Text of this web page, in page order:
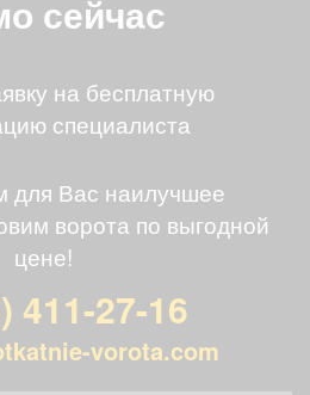
сейчас
на бесплатную
специалиста
для Вас наилучшее
ворота по выгодной
цене!
411-27-16
vorota.com